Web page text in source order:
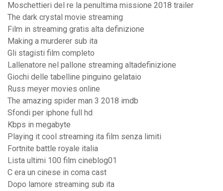
Moschettieri del re la penultima missione 2018 trailer
The dark crystal movie streaming
Film in streaming gratis alta definizione
Making a murderer sub ita
Gli stagisti film completo
Lallenatore nel pallone streaming altadefinizione
Giochi delle tabelline pinguino gelataio
Russ meyer movies online
The amazing spider man 3 2018 imdb
Sfondi per iphone full hd
Kbps in megabyte
Playing it cool streaming ita film senza limiti
Fortnite battle royale italia
Lista ultimi 100 film cineblog01
C era un cinese in coma cast
Dopo lamore streaming sub ita